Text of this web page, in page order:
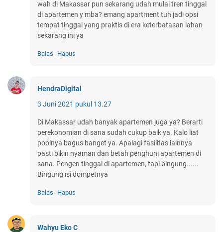
wah di Makassar pun sekarang udah mulai tren tinggal
di apartemen y mba? emang apartment tuh jadi opsi
tempat tinggal yang praktis di era keterbatasan lahan
sekarang ini ya
Balas Hapus
HendraDigital
3 Juni 2021 pukul 13.27
Di Makassar udah banyak apartemen juga ya? Berarti
perekonomian di sana sudah cukup baik ya. Kalo liat
poolnya bagus banget ya. Apalagi fasilitas lainnya
pasti bikin nyaman dan betah penghuni apartemen di
sana. Pengen tinggal di apartemen, tapi bingung......
Bingung isi dompetnya
Balas Hapus
Wahyu Eko C